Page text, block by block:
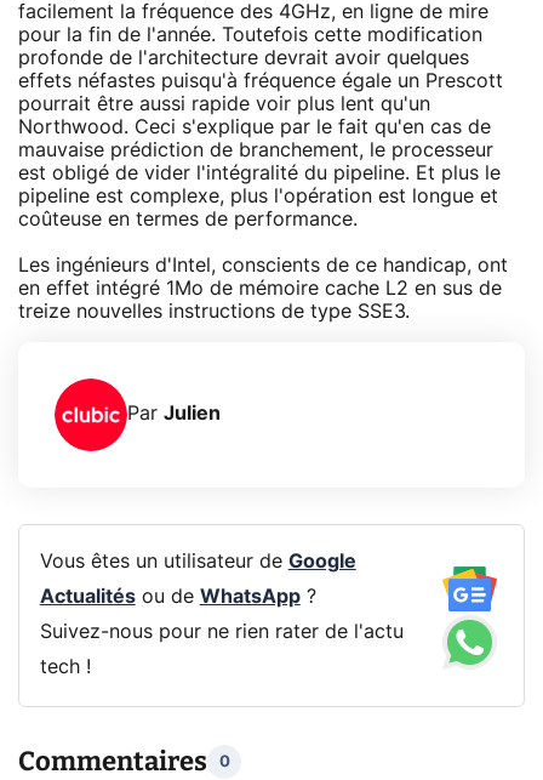
facilement la fréquence des 4GHz, en ligne de mire
pour la fin de l'année. Toutefois cette modification
profonde de l'architecture devrait avoir quelques
effets néfastes puisqu'à fréquence égale un Prescott
pourrait être aussi rapide voir plus lent qu'un
Northwood. Ceci s'explique par le fait qu'en cas de
mauvaise prédiction de branchement, le processeur
est obligé de vider l'intégralité du pipeline. Et plus le
pipeline est complexe, plus l'opération est longue et
coûteuse en termes de performance.
Les ingénieurs d'Intel, conscients de ce handicap, ont
en effet intégré 1Mo de mémoire cache L2 en sus de
treize nouvelles instructions de type SSE3.
Par Julien
Vous êtes un utilisateur de Google
Actualitésou de WhatsApp?
Suivez-nous pour ne rien rater de l'actu
tech !
Commentaires 0